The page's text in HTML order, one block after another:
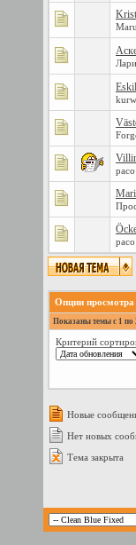
paco
paco
Опции просмотра
Показаны темы с 1 по
Критерий
Новые
Нет новых
Тема закрыта